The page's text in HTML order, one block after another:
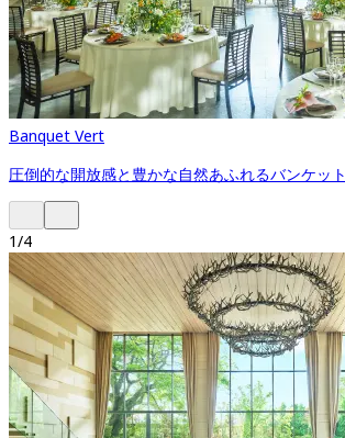
Banquet Vert
圧倒的な開放感と​豊かな自然あふれるバンケット
1/4